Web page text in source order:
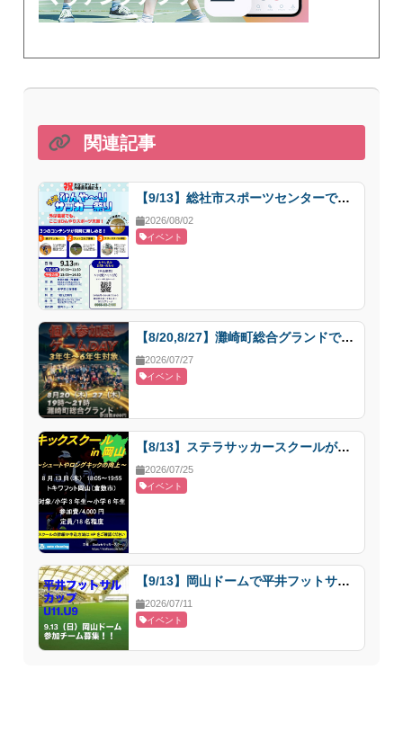
関連記事
【9/13】総社市スポーツセンターで「ひんやりサッカー祭り」開催
2026/08/02
イベント
【8/20,8/27】灘崎町総合グランドで小学生向けサッカーイベント開催
2026/07/27
イベント
【8/13】ステラサッカースクールが倉敷市でキックスクールを開催
2026/07/25
イベント
【9/13】岡山ドームで平井フットサルカップU11・U9開催
2026/07/11
イベント